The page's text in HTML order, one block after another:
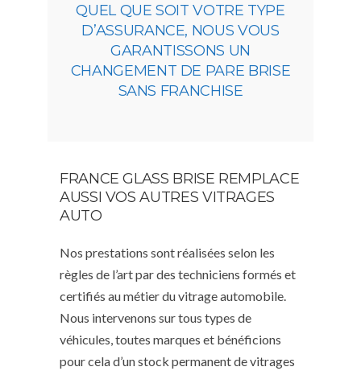
QUEL QUE SOIT VOTRE TYPE
D’ASSURANCE, NOUS VOUS
GARANTISSONS UN
CHANGEMENT DE PARE BRISE
SANS FRANCHISE
FRANCE GLASS BRISE REMPLACE
AUSSI VOS AUTRES VITRAGES
AUTO
Nos prestations sont réalisées selon les
règles de l’art par des techniciens formés et
certifiés au métier du vitrage automobile.
Nous intervenons sur tous types de
véhicules, toutes marques et bénéficions
pour cela d’un stock permanent de vitrages